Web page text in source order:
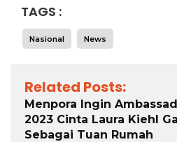
TAGS :
Nasional News
Related Posts:
Menpora Ingin
2023 Cinta Laura Kiehl
Sebagai Tuan Rumah